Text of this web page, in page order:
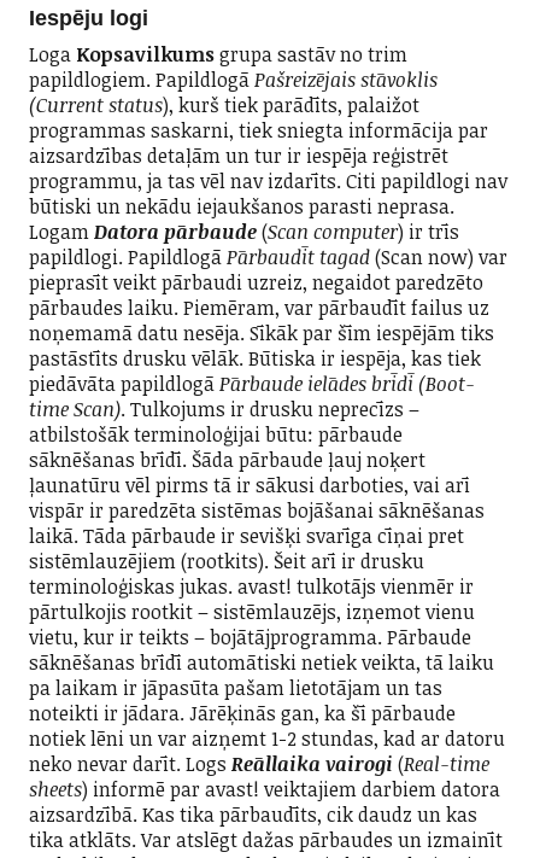
Iespēju logi
Loga Kopsavilkumsgrupa sastāv no trim
papildlogiem. PapildlogāPašreizējais stāvoklis
(Current status), kurš tiek parādīts, palaižot
programmas saskarni, tiek sniegta informācija par
aizsardzības detaļām un tur ir iespēja reģistrēt
programmu, ja tas vēl nav izdarīts. Citi papildlogi nav
būtiski un nekādu iejaukšanos parasti neprasa.
LogamDatora pārbaude(Scan computer) ir trīs
papildlogi. PapildlogāPārbaudīt tagad(Scan now) var
pieprasīt veikt pārbaudi uzreiz, negaidot paredzēto
pārbaudes laiku. Piemēram, var pārbaudīt failus uz
noņemamā datu nesēja. Sīkāk par šīm iespējām tiks
pastāstīts drusku vēlāk. Būtiska ir iespēja, kas tiek
piedāvāta papildlogāPārbaude ielādes brīdī (Boot-
time Scan). Tulkojums ir drusku neprecīzs –
atbilstošāk terminoloģijai būtu: pārbaude
sāknēšanas brīdī. Šāda pārbaude ļauj noķert
ļaunatūru vēl pirms tā ir sākusi darboties, vai arī
vispār ir paredzēta sistēmas bojāšanai sāknēšanas
laikā. Tāda pārbaude ir sevišķi svarīga cīņai pret
sistēmlauzējiem (rootkits). Šeit arī ir drusku
terminoloģiskas jukas. avast! tulkotājs vienmēr ir
pārtulkojis rootkit – sistēmlauzējs, izņemot vienu
vietu, kur ir teikts – bojātājprogramma. Pārbaude
sāknēšanas brīdī automātiski netiek veikta, tā laiku
pa laikam ir jāpasūta pašam lietotājam un tas
noteikti ir jādara. Jārēķinās gan, ka šī pārbaude
notiek lēni un var aizņemt 1-2 stundas, kad ar datoru
neko nevar darīt. Logs Reāllaika vairogi (Real-time
sheets) informē par avast! veiktajiem darbiem datora
aizsardzībā. Kas tika pārbaudīts, cik daudz un kas
tika atklāts. Var atslēgt dažas pārbaudes un izmainīt